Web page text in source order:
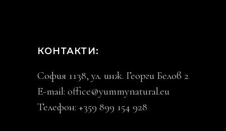
КОНТАКТИ:
София 1138, ул. инж. Георги Белов 2
E-mail: office@yummynatural.eu
Телефон: +359 899 154 928